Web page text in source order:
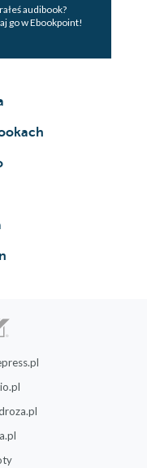
audibook?
go w Ebookpoint!